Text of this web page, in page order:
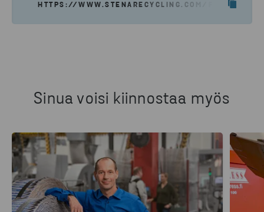
HTTPS://WWW.STENARECYCLING.COM/FI/
Sinua voisi kiinnostaa myös